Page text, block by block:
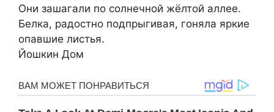
Они зашагали по солнечной жёлтой аллее.
Белка, радостно подпрыгивая, гоняла яркие
опавшие листья.
Йошкин Дом